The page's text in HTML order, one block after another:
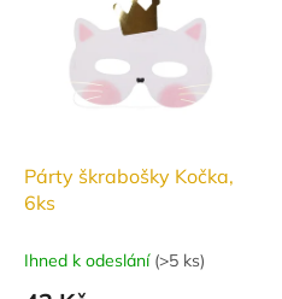
Párty škrabošky Kočka,
6ks
Ihned k odeslání (>5 ks)